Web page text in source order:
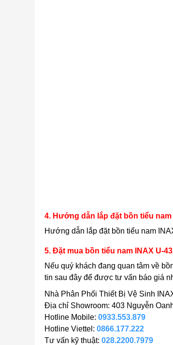
4. Hướng dẫn lắp đặt bồn tiểu nam
Hướng dẫn lắp đặt bồn tiểu nam
5. Đặt mua bồn tiểu nam INAX U-
Nếu quý khách đang quan tâm về
tin sau đây để được tư vấn báo giá
Nhà Phân Phối Thiết Bị Vệ Sinh
Địa chỉ Showroom: 403 Nguyễn
Hotline Mobile: 0933.553.879
Hotline Viettel: 0866.177.222
Tư vấn kỹ thuật: 028.2200.7979